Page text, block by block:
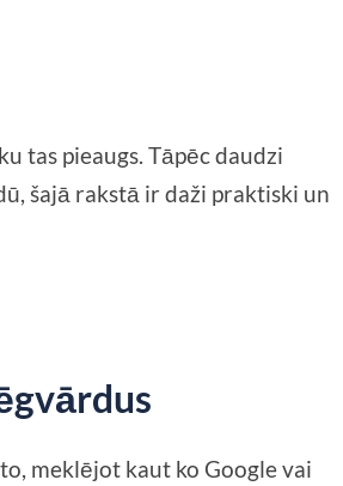
tas pieaugs. Tāpēc daudzi
šajā rakstā ir daži praktiski un
meklējot kaut ko Google vai